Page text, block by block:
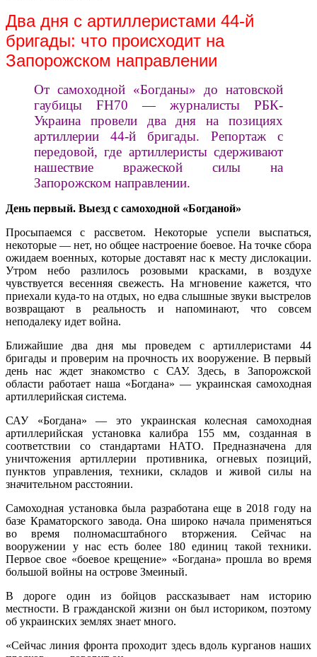
Два дня с артиллеристами 44-й
бригады: что происходит на
Запорожском направлении
От самоходной «Богданы» до натовской
гаубицы FH70 — журналисты РБК-
Украина провели два дня на позициях
артиллерии 44-й бригады. Репортаж с
передовой, где артиллеристы сдерживают
нашествие вражеской силы на
Запорожском направлении.
День первый. Выезд с самоходной «Богданой»
Просыпаемся с рассветом. Некоторые успели выспаться,
некоторые — нет, но общее настроение боевое. На точке сбора
ожидаем военных, которые доставят нас к месту дислокации.
Утром небо разлилось розовыми красками, в воздухе
чувствуется весенняя свежесть. На мгновение кажется, что
приехали куда-то на отдых, но едва слышные звуки выстрелов
возвращают в реальность и напоминают, что совсем
неподалеку идет война.
Ближайшие два дня мы проведем с артиллеристами 44
бригады и проверим на прочность их вооружение. В первый
день нас ждет знакомство с САУ. Здесь, в Запорожской
области работает наша «Богдана» — украинская самоходная
артиллерийская система.
САУ «Богдана» — это украинская колесная самоходная
артиллерийская установка калибра 155 мм, созданная в
соответствии со стандартами НАТО. Предназначена для
уничтожения артиллерии противника, огневых позиций,
пунктов управления, техники, складов и живой силы на
значительном расстоянии.
Самоходная установка была разработана еще в 2018 году на
базе Краматорского завода. Она широко начала применяться
во время полномасштабного вторжения. Сейчас на
вооружении у нас есть более 180 единиц такой техники.
Первое свое «боевое крещение» «Богдана» прошла во время
большой войны на острове Змеиный.
В дороге один из бойцов рассказывает нам историю
местности. В гражданской жизни он был историком, поэтому
об украинских землях знает много.
«Сейчас линия фронта проходит здесь вдоль курганов наших